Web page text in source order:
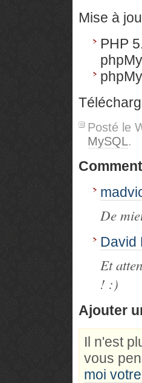
Mise à
PHP
Posté le
MySQL.
De
David
Et
! :)
Ajouter
Il n'est
vous
moi